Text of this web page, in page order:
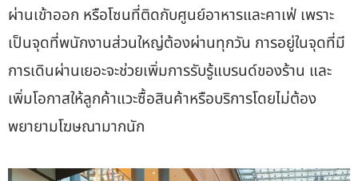
ผ่านเข้าออก หรือโซนที่ติดกับศูนย์อาหารและคาเฟ่ เพราะ
เป็นจุดที่พนักงานส่วนใหญ่ต้องผ่านทุกวัน การอยู่ในจุดที่มี
การเดินผ่านเยอะจะช่วยเพิ่มการรับรู้แบรนด์ของร้าน และ
เพิ่มโอกาสให้ลูกค้าแวะซื้อสินค้าหรือบริการโดยไม่ต้อง
พยายามโฆษณามากนัก